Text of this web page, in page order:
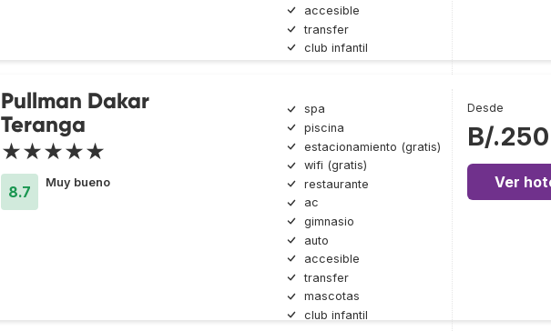
accesible
transfer
club infantil
Pullman Dakar
Teranga
★★★★★
8.7
Muy bueno
spa
piscina
estacionamiento (gratis)
wifi (gratis)
restaurante
ac
gimnasio
auto
accesible
transfer
mascotas
club infantil
Desde
B/.250
Ver